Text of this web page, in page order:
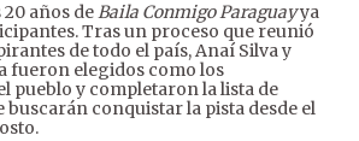
años deBaila Conmigo Paraguayya
Tras un proceso que reunió
de todo el país, Anaí Silva y
fueron elegidos como los
pueblo y completaron la lista de
buscarán conquistar la pista desde el